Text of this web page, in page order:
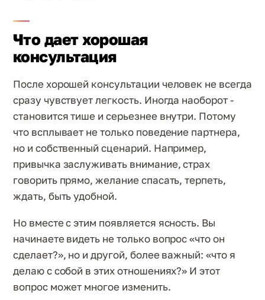
Что дает хорошая
консультация
После хорошей консультации человек не всегда
сразу чувствует легкость. Иногда наоборот -
становится тише и серьезнее внутри. Потому
что всплывает не только поведение партнера,
но и собственный сценарий. Например,
привычка заслуживать внимание, страх
говорить прямо, желание спасать, терпеть,
ждать, быть удобной.
Но вместе с этим появляется ясность. Вы
начинаете видеть не только вопрос «что он
сделает?», но и другой, более важный: «что я
делаю с собой в этих отношениях?» И этот
вопрос может многое изменить.